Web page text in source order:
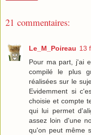
21 commentaires:
Le_M_Poireau 13
Pour ma part, j'ai
compilé le plus
réalisées sur le
Evidemment si
choisie et compte
qui lui permet
assez loin d'une
qu'on peut même